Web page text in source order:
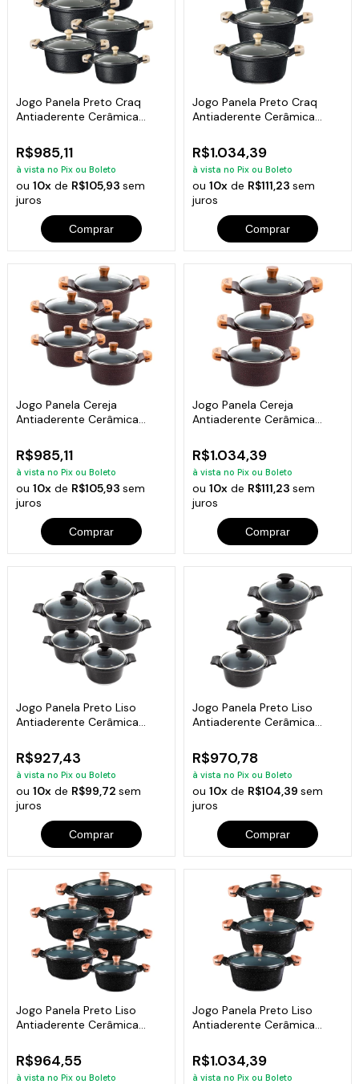
Jogo Panela Preto Craq
Antiaderente Cerâmica
R$985,11
à vista no Pix ou Boleto
ou10x de R$105,93sem
juros
Comprar
Jogo Panela Preto Craq
Antiaderente Cerâmica
R$1.034,39
à vista no Pix ou Boleto
ou 10xde R$111,23 sem
juros
Comprar
Jogo Panela Cereja
Antiaderente Cerâmica
R$985,11
à vista no Pix ou Boleto
ou10x de R$105,93sem
juros
Comprar
Jogo Panela Cereja
Antiaderente Cerâmica
R$1.034,39
à vista no Pix ou Boleto
ou 10xde R$111,23 sem
juros
Comprar
Jogo Panela Preto Liso
Antiaderente Cerâmica
R$927,43
à vista no Pix ou Boleto
ou10x de R$99,72sem
juros
Comprar
Jogo Panela Preto Liso
Antiaderente Cerâmica
R$970,78
à vista no Pix ou Boleto
ou 10xde R$104,39 sem
juros
Comprar
Jogo Panela Preto Liso
Antiaderente Cerâmica
R$964,55
à vista no Pix ou Boleto
Jogo Panela Preto Liso
Antiaderente Cerâmica
R$1.034,39
à vista no Pix ou Boleto